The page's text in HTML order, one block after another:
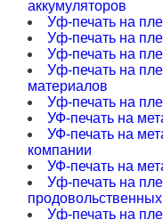
аккумуляторов
Уф-печать на
Уф-печать на
Уф-печать на
Уф-печать на
материалов
Уф-печать на
УФ-печать на
УФ-печать на
компании
УФ-печать на
Уф-печать на
Уф-печать на